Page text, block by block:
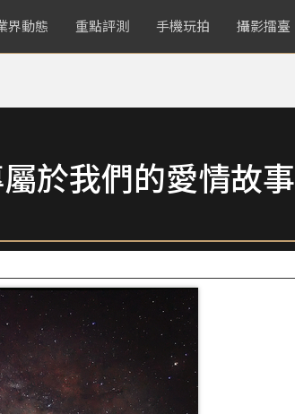
界動態 重點評測 手機玩拍 攝影擂臺
於我們的愛情故事